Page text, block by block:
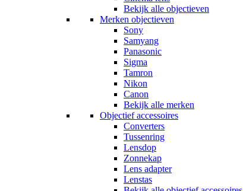
Bekijk alle objectieven
Merken objectieven
Sony
Samyang
Panasonic
Sigma
Tamron
Nikon
Canon
Bekijk alle merken
Objectief accessoires
Converters
Tussenring
Lensdop
Zonnekap
Lens adapter
Lenstas